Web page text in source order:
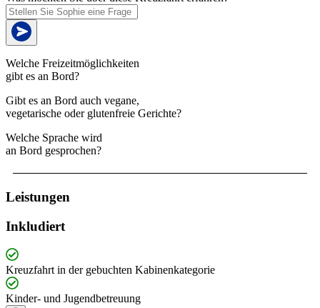
Welche Freizeitmöglichkeiten
gibt es an Bord?
Gibt es an Bord auch vegane,
vegetarische oder glutenfreie Gerichte?
Welche Sprache wird
an Bord gesprochen?
Leistungen
Inkludiert
Kreuzfahrt in der gebuchten Kabinenkategorie
Kinder- und Jugendbetreuung